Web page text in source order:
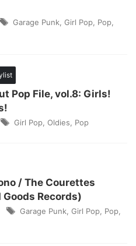
Garage Punk Girl Pop Pop
Pop File, vol.8: Girls!
Girl Pop Oldies Pop
/ The Courettes
Goods Records)
Garage Punk Girl Pop Pop